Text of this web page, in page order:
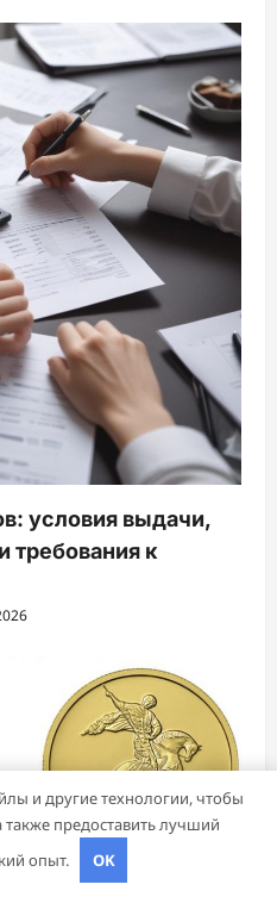
условия выдачи,
требования к
и другие технологии, чтобы
предоставить лучший
опыт.
OK